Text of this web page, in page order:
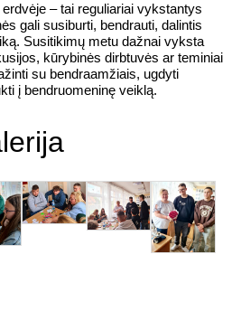
– tai reguliariai vykstantys
gali susiburti, bendrauti, dalintis
Susitikimų metu dažnai vyksta
kūrybinės dirbtuvės ar teminiai
su bendraamžiais, ugdyti
į bendruomeninę veiklą.